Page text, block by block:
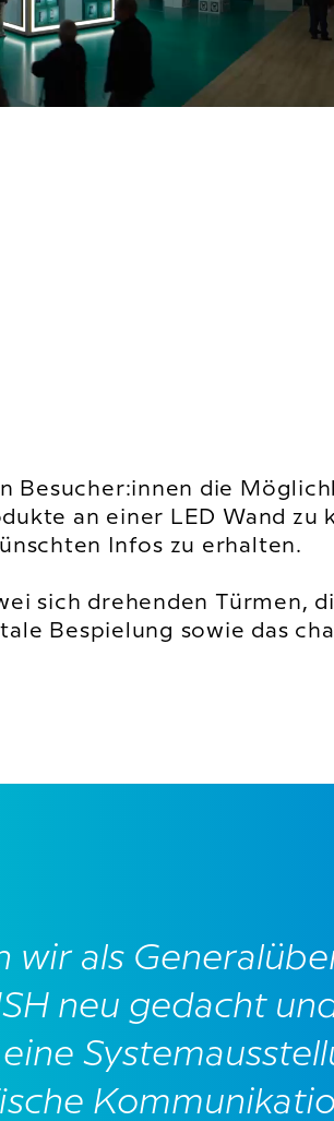
Besucher:innen die
an einer LED Wand zu
Infos zu erhalten.
sich drehenden Türmen,
Bespielung sowie das
wir als
neu gedacht